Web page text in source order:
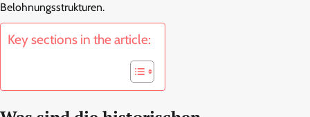
Belohnungsstrukturen.
Key sections in the article: